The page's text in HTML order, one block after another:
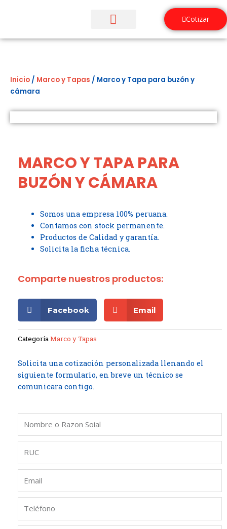
Cotizar
Inicio / Marco y Tapas / Marco y Tapa para buzón y
cámara
MARCO Y TAPA PARA
BUZÓN Y CÁMARA
Somos una empresa 100% peruana.
Contamos con stock permanente.
Productos de Calidad y garantía.
Solicita la ficha técnica.
Comparte nuestros productos:
Facebook Email
CategoríaMarco y Tapas
Solicita una cotización personalizada llenando el
siguiente formulario, en breve un técnico se
comunicara contigo.